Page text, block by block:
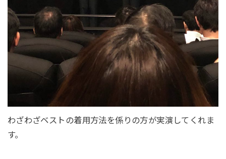
わざわざベストの着用方法を係りの方が実演してくれま
す。